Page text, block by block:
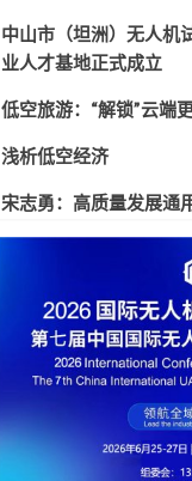
中山市（坦洲）无人机
业人才基地正式成立
低空旅游：“解锁”云端
浅析低空经济
宋志勇：高质量发展通